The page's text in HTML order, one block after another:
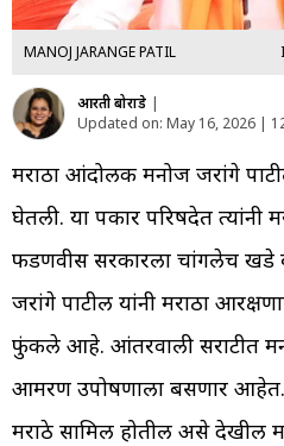
MANOJ JARANGE PATIL
आरती बोराडे |
Updated on: May 16, 2026 |
मराठा आंदोलक मनोज जरांगे
घेतली. या पत्रकार परिषदेत त्यांनी
फडणवीस सरकारला चांगलेच खडे
जरांगे पाटील यांनी मराठा
फुंकले आहे. आंतरवाली सराटीत
आमरण उपोषणाला बसणार
मराठे सामिल होतील असे देखील